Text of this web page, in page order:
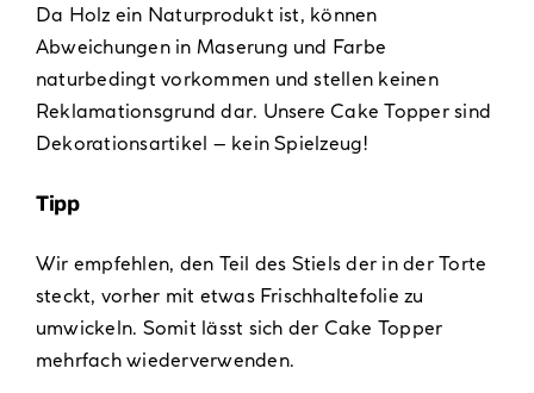
Da Holz ein Naturprodukt ist, können
Abweichungen in Maserung und Farbe
naturbedingt vorkommen und stellen keinen
Reklamationsgrund dar. Unsere Cake Topper sind
Dekorationsartikel – kein Spielzeug!
Tipp
Wir empfehlen, den Teil des Stiels der in der Torte
steckt, vorher mit etwas Frischhaltefolie zu
umwickeln. Somit lässt sich der Cake Topper
mehrfach wiederverwenden.